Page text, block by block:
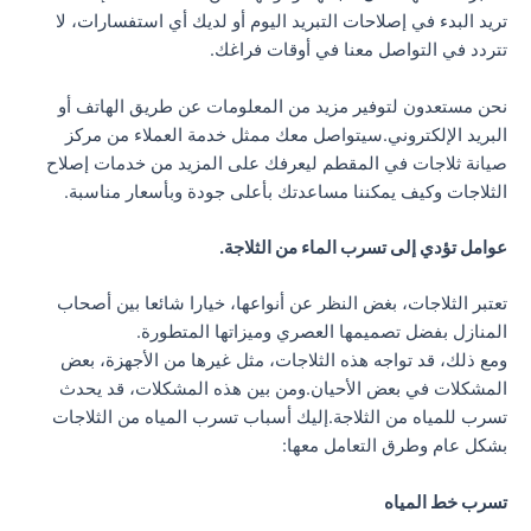
تريد البدء في إصلاحات التبريد اليوم أو لديك أي استفسارات، لا
تتردد في التواصل معنا في أوقات فراغك.
نحن مستعدون لتوفير مزيد من المعلومات عن طريق الهاتف أو
البريد الإلكتروني.سيتواصل معك ممثل خدمة العملاء من مركز
صيانة ثلاجات في المقطم ليعرفك على المزيد من خدمات إصلاح
الثلاجات وكيف يمكننا مساعدتك بأعلى جودة وبأسعار مناسبة.
عوامل تؤدي إلى تسرب الماء من الثلاجة.
تعتبر الثلاجات، بغض النظر عن أنواعها، خيارا شائعا بين أصحاب
المنازل بفضل تصميمها العصري وميزاتها المتطورة.
ومع ذلك، قد تواجه هذه الثلاجات، مثل غيرها من الأجهزة، بعض
المشكلات في بعض الأحيان.ومن بين هذه المشكلات، قد يحدث
تسرب للمياه من الثلاجة.إليك أسباب تسرب المياه من الثلاجات
بشكل عام وطرق التعامل معها:
تسرب خط المياه